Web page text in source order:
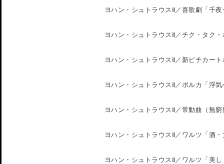
ヨハン・シュトラウスⅡ／喜歌劇「千
ヨハン・シュトラウスⅡ／チク・タク
ヨハン・シュトラウスⅡ／新ピチカー
ヨハン・シュトラウスⅡ／ポルカ「浮気
ヨハン・シュトラウスⅡ／常動曲（無窮
ヨハン・シュトラウスⅡ／ワルツ「酒
ヨハン・シュトラウスⅡ／ワルツ「美